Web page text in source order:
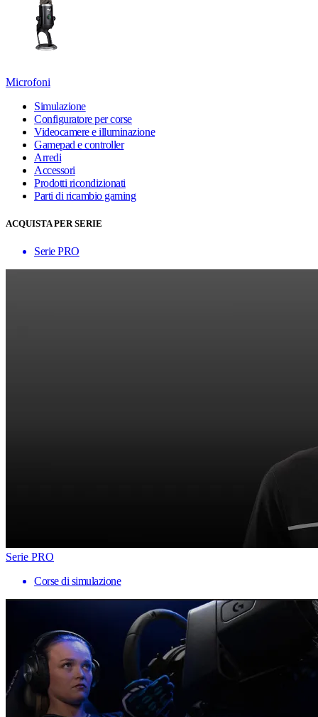
Microfoni
Simulazione
Configuratore per corse
Videocamere e illuminazione
Gamepad e controller
Arredi
Accessori
Prodotti ricondizionati
Parti di ricambio gaming
ACQUISTA PER SERIE
Serie PRO
Serie PRO
Corse di simulazione